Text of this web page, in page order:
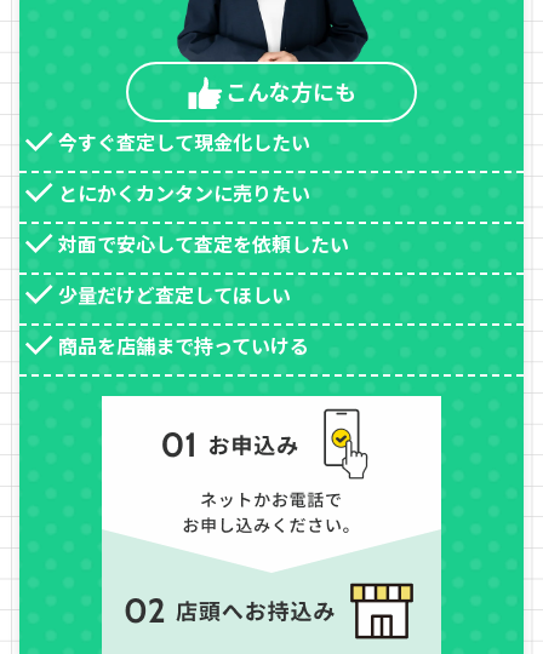
こんな方にも
今すぐ査定して現金化したい
とにかくカンタンに売りたい
対面で安心して査定を依頼したい
少量だけど査定してほしい
商品を店舗まで持っていける